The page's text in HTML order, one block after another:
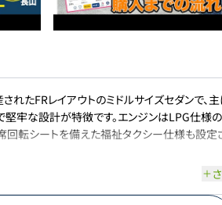
たFRレイアウトのミドルサイズセダンで、
堅牢な設計が特徴です。エンジンはLPG仕
回転シートを備えた福祉タクシー仕様も設定